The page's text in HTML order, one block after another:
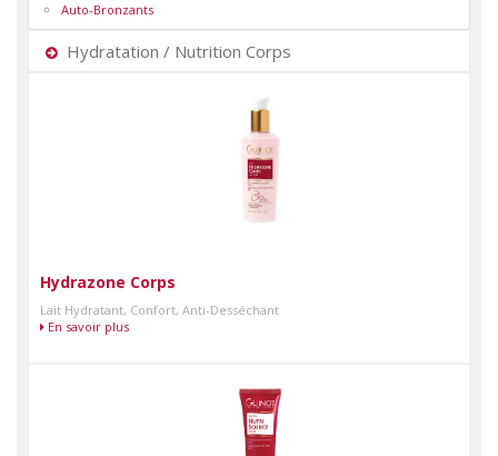
Auto-Bronzants
Hydratation / Nutrition Corps
Hydrazone Corps
Lait Hydratant, Confort, Anti-Desséchant
En savoir plus